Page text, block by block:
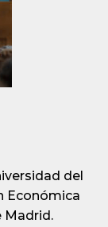
del
Económica
Madrid.